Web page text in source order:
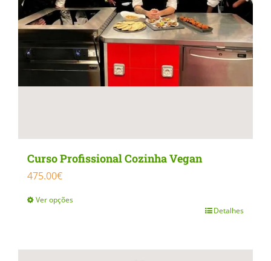
Curso Profissional Cozinha Vegan
475.00€
Ver opções
has
Detalhes